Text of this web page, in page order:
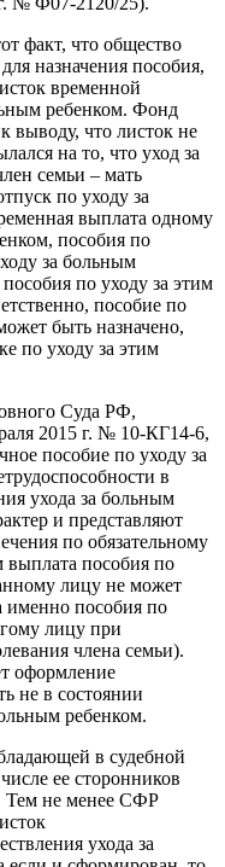
факт, что общество
назначения пособия,
временной
ребенком. Фонд
выводу, что листок не
на то, что уход за
семьи – мать
по уходу за
выплата одному
пособия по
за больным
по уходу за этим
пособие по
быть назначено,
по уходу за этим
Суда РФ,
2015 г. № 10-КГ14-6,
пособие по уходу за
в
ухода за больным
и представляют
по обязательному
пособия по
лицу не может
именно пособия по
лицу при
члена семьи).
оформление
не в состоянии
ребенком.
в судебной
ее сторонников
Тем не менее СФР
ухода за